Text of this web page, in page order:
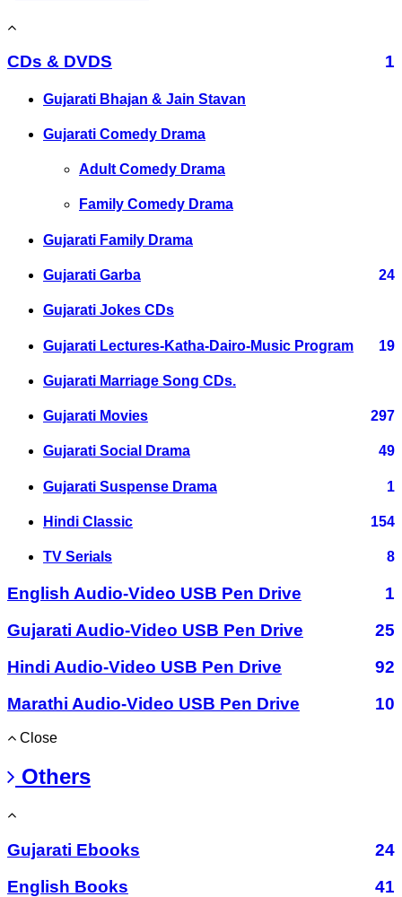
CDs & DVDS 1
Gujarati Bhajan & Jain Stavan
Gujarati Comedy Drama
Adult Comedy Drama
Family Comedy Drama
Gujarati Family Drama
Gujarati Garba 24
Gujarati Jokes CDs
Gujarati Lectures-Katha-Dairo-Music Program 19
Gujarati Marriage Song CDs.
Gujarati Movies 297
Gujarati Social Drama 49
Gujarati Suspense Drama 1
Hindi Classic 154
TV Serials 8
English Audio-Video USB Pen Drive
1
Gujarati Audio-Video USB Pen Drive
25
Hindi Audio-Video USB Pen Drive
92
Marathi Audio-Video USB Pen Drive
10
Close
Others
Gujarati Ebooks
24
English Books
41